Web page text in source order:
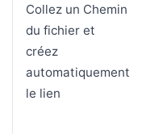
Collez un Chemin
du fichier et
créez
automatiquement
le lien